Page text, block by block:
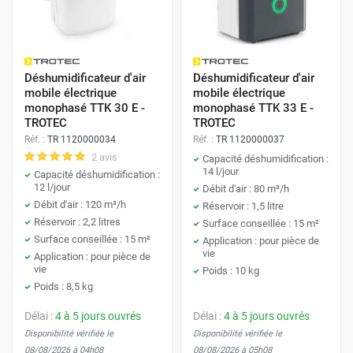
réduit la condensation et limite le développement de
Cuisine: Similaire à la salle de bain, la cuisine génère
beaucoup de vapeur, surtout lors de la cuisson. Un
déshumidificateur aide à contrôler l'humidité
ambiante, protégeant ainsi vos meubles et appareils
électroménagers.
Cave
: Ces espaces tendent à être humides et peu
ventilés, un environnement idéal pour la prolifération
de moisissures. Un déshumidificateur y maintient un
niveau d'humidité stable et préserve ainsi l'intégrité
de l'espace et de son contenu.
Buanderie
quantité de vapeur. Utiliser un déshumidificateur dans
cette zone aide à maintenir un climat sec et prévient
Déshumidificateur d'air
mobile électrique
monophasé TTK 30 E -
TROTEC
Réf. : TR 1120000034
2 avis
Capacité déshumidification :
12 l/jour
Débit d'air : 120 m³/h
Réservoir : 2,2 litres
Surface conseillée : 15 m²
Application : pour pièce de
vie
Poids : 8,5 kg
Délai :4 à 5 jours ouvrés
Disponibilité vérifiée le
08/08/2026 à 04h08
Déshumidificateur d'air
mobile électrique
monophasé TTK 33 E -
TROTEC
Réf. : TR 1120000037
Capacité déshumidification :
14 l/jour
Débit d'air : 80 m³/h
Réservoir : 1,5 litre
Surface conseillée : 15 m²
Application : pour pièce de
vie
Poids : 10 kg
Délai :4 à 5 jours ouvrés
Disponibilité vérifiée le
08/08/2026 à 05h08